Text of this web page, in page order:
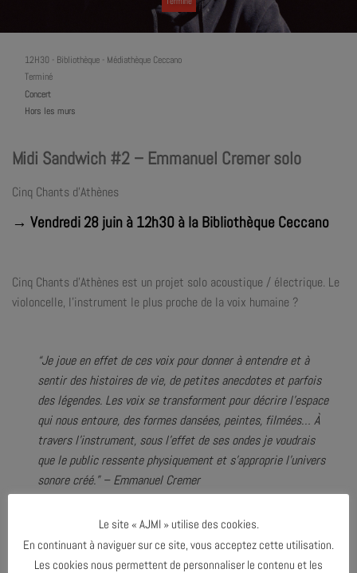
12H30 - Bibliothèque - Médiathèque Ceccano
Terminé
Concert
Hors les murs
Midi Sandwich #2 – Emmanuel Cremer solo
Cinq Chants d’Athènes
→ Vendredi 28 juin à 12h30 à la Bibliothèque Ceccano
Cinq Chants d’Athènes est un projet solo acoustique / électrique. Le
violoncelle, l’instrument le plus proche de la voix humaine ?
“Je joue en effet de ces voix pour donner à entendre et à
sentir des histoires de vie, de petites anecdotes et parfois
des légendes. Les voix se transforment pour décrire l’espace
qui nous entoure, des formes dansées, peintes, filmées… À
travers l’instrument, sous l’effet de ses ondes je voudrais
que le public ressente physiquement et s’approprie l’univers
sonore créé.” – Emmanuel Cremer
Emmanuel Cremer: violoncelle
Le site « AJMI » utilise des cookies.
En continuant à naviguer sur ce site, vous acceptez cette utilisation.
Les cookies nous permettent de personnaliser le contenu et les